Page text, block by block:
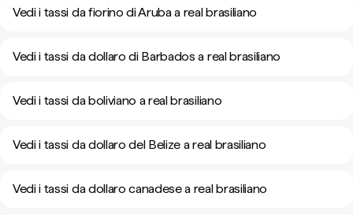
Vedi i tassi da fiorino di Aruba a real brasiliano
Vedi i tassi da dollaro di Barbados a real brasiliano
Vedi i tassi da boliviano a real brasiliano
Vedi i tassi da dollaro del Belize a real brasiliano
Vedi i tassi da dollaro canadese a real brasiliano